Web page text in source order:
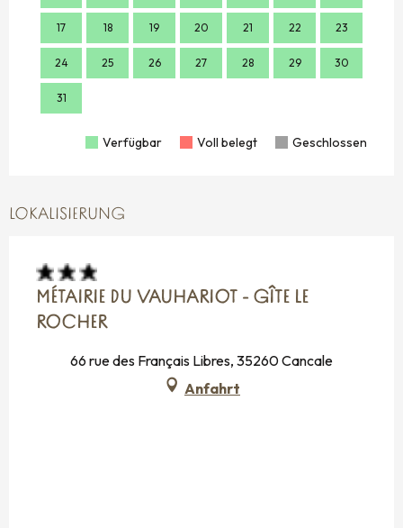
17 18 19 20 21 22 23
24 25 26 27 28 29 30
31
Verfügbar Voll belegt Geschlossen
LOKALISIERUNG
MÉTAIRIE DU VAUHARIOT - GÎTE LE
ROCHER
66 rue des Français Libres, 35260 Cancale
Anfahrt